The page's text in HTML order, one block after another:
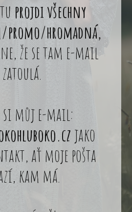
projdi všechny
promo/hromadná,
že se tam e-mail
zatoulá.
si můj e-mail:
jako
ať moje pošta
kam má.